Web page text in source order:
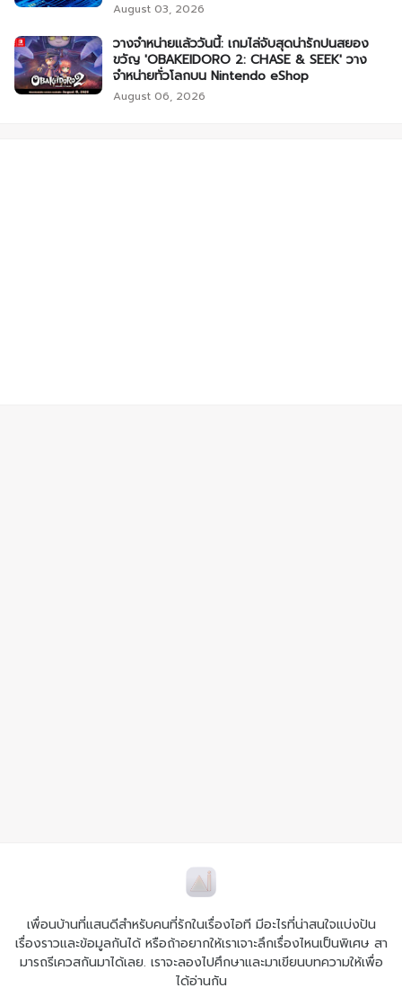
August 03, 2026
วางจำหน่ายแล้ววันนี้: เกมไล่จับสุดน่ารักปนสยอง
ขวัญ 'OBAKEIDORO 2: CHASE & SEEK' วาง
จำหน่ายทั่วโลกบน Nintendo eShop
August 06, 2026
เพื่อนบ้านที่แสนดีสำหรับคนที่รักในเรื่องไอที มีอะไรที่น่าสนใจแบ่งปัน
เรื่องราวและข้อมูลกันได้ หรือถ้าอยากให้เราเจาะลึกเรื่องไหนเป็นพิเศษ สา
มารถรีเควสกันมาได้เลย. เราจะลองไปศึกษาและมาเขียนบทความให้เพื่อ
ได้อ่านกัน